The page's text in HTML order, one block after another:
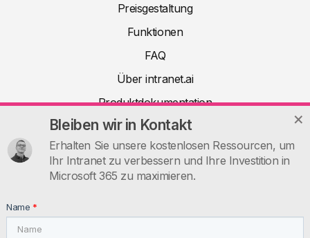
Bleiben wir in Kontakt
Erhalten Sie unsere kostenlosen Ressourcen, um
Ihr Intranet zu verbessern und Ihre Investition in
Microsoft 365 zu maximieren.
Name *
Preisgestaltung
Funktionen
FAQ
Über intranet.ai
Produktdokumentation
Artikel
Nützliche Ressourcen
Kontakt
intranet.ai s.r.l. - Via Fabio Filzi, 5 - 20124 Milano MI - Italia